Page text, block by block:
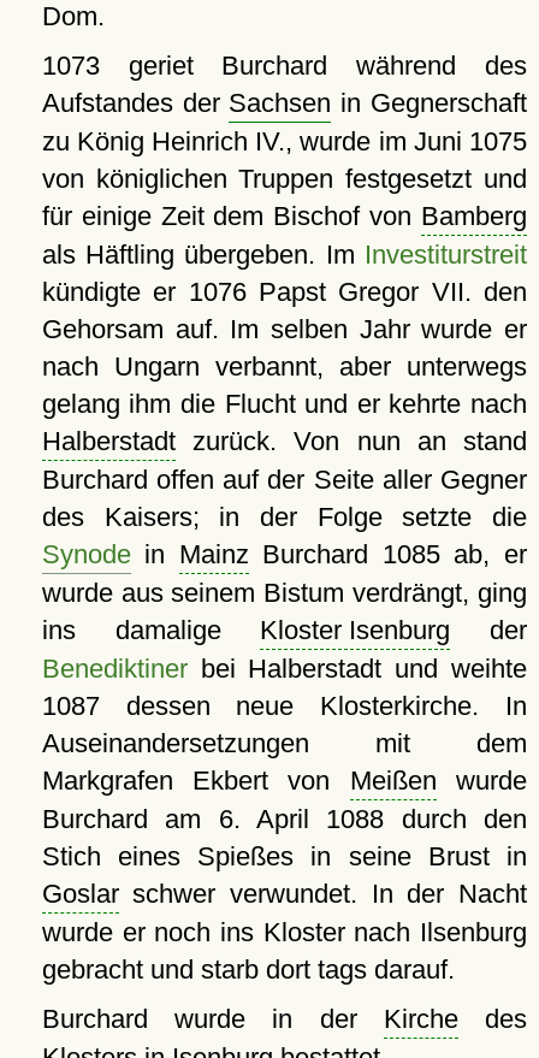
Dom.
1073 geriet Burchard während des
Aufstandes der Sachsen in Gegnerschaft
zu König Heinrich IV., wurde im Juni 1075
von königlichen Truppen festgesetzt und
für einige Zeit dem Bischof von Bamberg
als Häftling übergeben. Im Investiturstreit
kündigte er 1076 Papst Gregor VII. den
Gehorsam auf. Im selben Jahr wurde er
nach Ungarn verbannt, aber unterwegs
gelang ihm die Flucht und er kehrte nach
Halberstadtzurück. Von nun an stand
Burchard offen auf der Seite aller Gegner
des Kaisers; in der Folge setzte die
Synodein Mainz Burchard 1085 ab, er
wurde aus seinem Bistum verdrängt, ging
ins damalige Kloster Isenburg der
Benediktinerbei Halberstadt und weihte
1087 dessen neue Klosterkirche. In
Auseinandersetzungen mit dem
Markgrafen Ekbert von Meißen wurde
Burchard am 6. April 1088 durch den
Stich eines Spießes in seine Brust in
Goslarschwer verwundet. In der Nacht
wurde er noch ins Kloster nach Ilsenburg
gebracht und starb dort tags darauf.
Burchard wurde in der Kirchedes